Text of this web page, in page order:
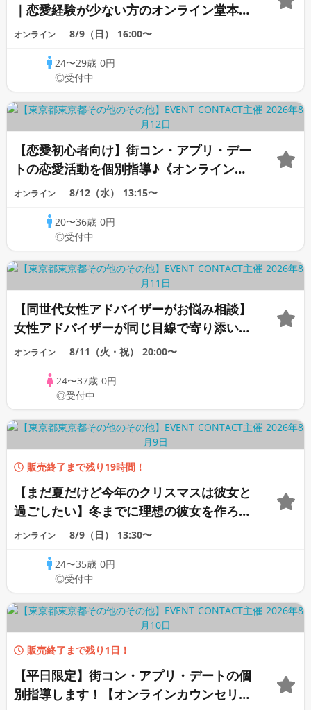
｜恋愛経験が少ない方のオンライン堂本恋
愛個別診断
オンライン 8/9（日） 16:00〜
24〜29歳0円
◎受付中
【恋愛初心者向け】街コン・アプリ・デー
トの恋愛活動を個別指導♪《オンラインカ
ウンセリング》
オンライン 8/12（水） 13:15〜
20〜36歳0円
◎受付中
【同世代女性アドバイザーがお悩み相談】
女性アドバイザーが同じ目線で寄り添いま
す！《女性のための恋愛相談室》
オンライン 8/11（火・祝） 20:00〜
24〜37歳 0円
◎受付中
販売終了まで残り19時間！
【まだ夏だけど今年のクリスマスは彼女と
過ごしたい】冬までに理想の彼女を作ろう
【桐野カウンセラー】
オンライン 8/9（日） 13:30〜
24〜35歳0円
◎受付中
販売終了まで残り1日！
【平日限定】街コン・アプリ・デートの個
別指導します！【オンラインカウンセリン